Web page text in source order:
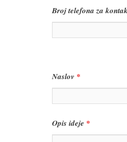
Broj telefona za
Naslov *
Opis ideje *